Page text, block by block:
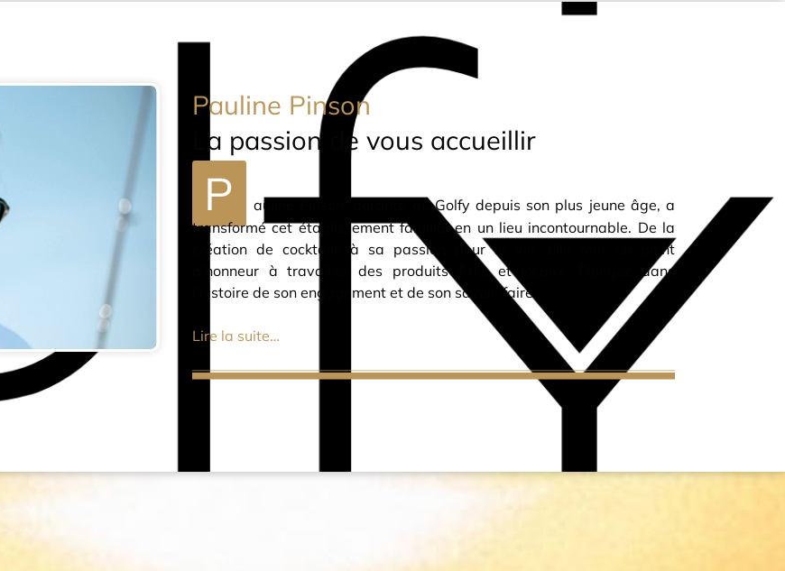
Pauline Pinson
La passion de vous accueillir
P
auline Pinson, gérante du Golfy depuis son plus jeune âge, a
transformé cet établissement familial en un lieu incontournable. De la
création de cocktails à sa passion pour le vin, elle met un point
d’honneur à travailler des produits frais et locaux. Plongez dans
l’histoire de son engagement et de son savoir-faire.
Lire la suite…